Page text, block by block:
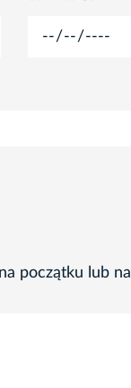
początku lub